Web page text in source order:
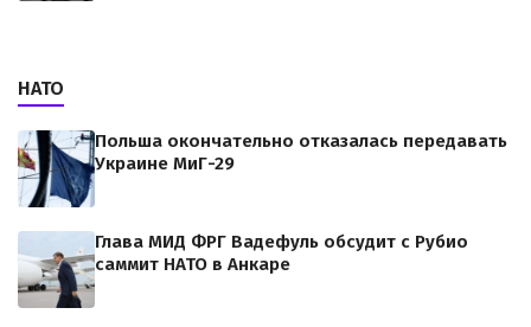
НАТО
Польша окончательно отказалась передавать
Украине МиГ-29
Глава МИД ФРГ Вадефуль обсудит с Рубио
саммит НАТО в Анкаре